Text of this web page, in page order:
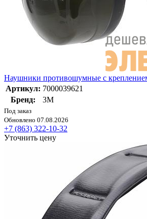
Наушники противошумные с
Артикул: 7000039621
Бренд:
3М
Под заказ
Обновлено 07.08.2026
+7 (863) 322-10-32
Уточнить цену